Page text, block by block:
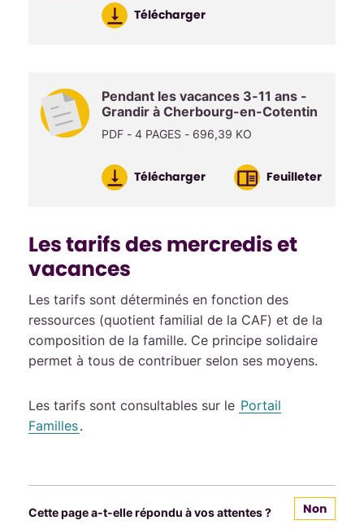
Télécharger
Pendant les vacances 3-11 ans -
Grandir à Cherbourg-en-Cotentin
PDF - 4 PAGES - 696,39 KO
Télécharger Feuilleter
Les tarifs des mercredis et
vacances
Les tarifs sont déterminés en fonction des
ressources (quotient familial de la CAF) et de la
composition de la famille. Ce principe solidaire
permet à tous de contribuer selon ses moyens.
Les tarifs sont consultables sur le Portail
Familles.
Cette page a-t-elle répondu à vos attentes ? Non